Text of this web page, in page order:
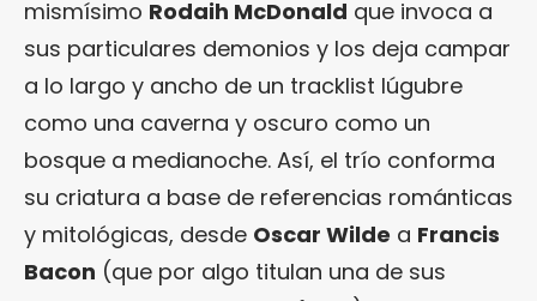
mismísimo Rodaih McDonald que invoca a
sus particulares demonios y los deja campar
a lo largo y ancho de un tracklist lúgubre
como una caverna y oscuro como un
bosque a medianoche. Así, el trío conforma
su criatura a base de referencias románticas
y mitológicas, desde Oscar Wilde a Francis
Bacon (que por algo titulan una de sus